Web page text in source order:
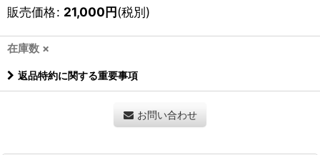
販売価格: 21,000円(税別)
在庫数 ×
返品特約に関する重要事項
お問い合わせ